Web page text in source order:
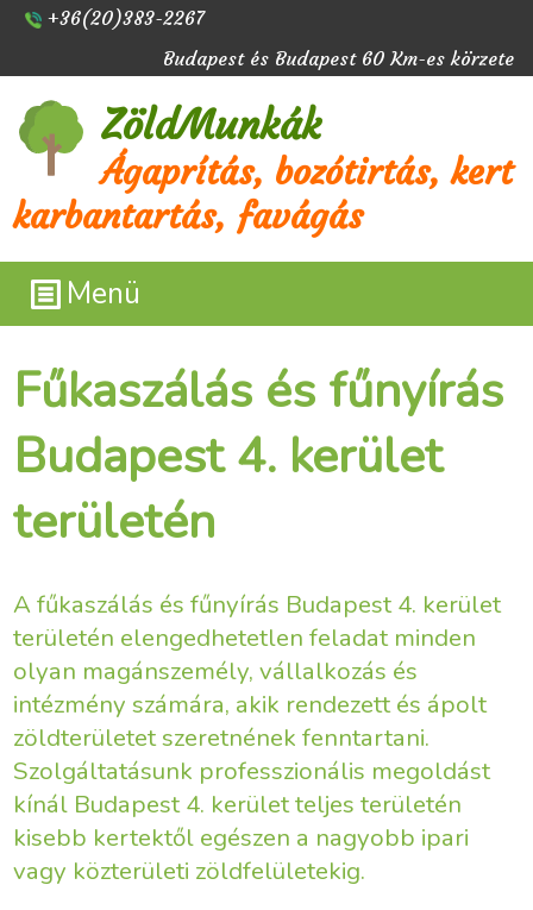
+36(20)383-2267
Budapest és Budapest 60 Km-es körzete
ZöldMunkák
Ágaprítás, bozótirtás, kert
karbantartás, favágás
Menü
Fűkaszálás és fűnyírás
Budapest 4. kerület
területén
A fűkaszálás és fűnyírás Budapest 4. kerület
területén elengedhetetlen feladat minden
olyan magánszemély, vállalkozás és
intézmény számára, akik rendezett és ápolt
zöldterületet szeretnének fenntartani.
Szolgáltatásunk professzionális megoldást
kínál Budapest 4. kerület teljes területén
kisebb kertektől egészen a nagyobb ipari
vagy közterületi zöldfelületekig.